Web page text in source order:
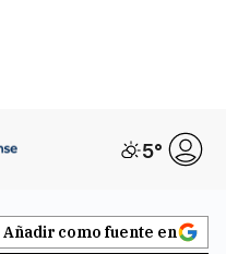
5°
Añadir como fuente en